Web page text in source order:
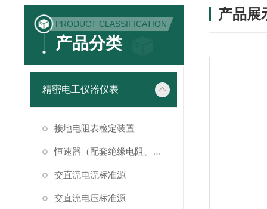
PRODUCT CLASSIFICATION
产品分类
精密电工仪器仪表
接地电阻表检定装置
恒速器（配套绝缘电阻、接地电阻表检定）
交直流电流标准源
交直流电压标准源
产品展